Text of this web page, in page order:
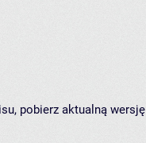
pobierz aktualną wersję